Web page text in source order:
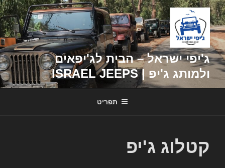
דילוג
לתוכן
ג'יפי ישראל – הבית לג'יפאים
ולמותג ג'יפ | ISRAEL JEEPS
תפריט
קטלוג ג'יפ